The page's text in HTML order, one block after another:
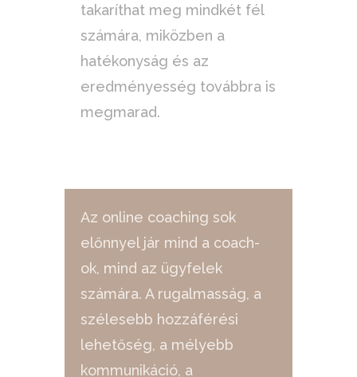
takaríthat meg mindkét fél
számára, miközben a
hatékonyság és az
eredményesség továbbra is
megmarad.
Az online coaching sok
előnnyel jár mind a coach-
ok, mind az ügyfelek
számára. A rugalmasság, a
szélesebb hozzáférési
lehetőség, a mélyebb
kommunikáció, a